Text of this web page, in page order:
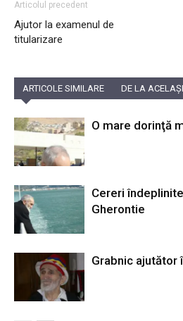
Articolul precedent
Ajutor la examenul de
titularizare
ARTICOLE SIMILARE DE LA
O mare dorinţă
Cereri
Gherontie
Grabnic ajutător